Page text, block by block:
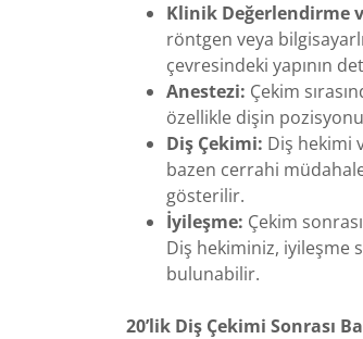
Klinik Değerlendirme
röntgen veya
çevresindeki yapının
Anestezi: Çekim
özellikle dişin
Diş Çekimi: Diş hekimi
bazen cerrahi
gösterilir.
İyileşme: Çekim
Diş hekiminiz, iyileşme
bulunabilir.
20’lik Diş Çekimi Sonrası